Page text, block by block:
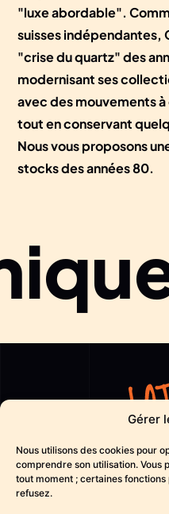
Gérer
Nous utilisons des cookies pour
comprendre son utilisation. Vous
tout moment ; certaines
refusez.
"luxe abordable".
suisses indépendantes,
"crise du quartz" des
modernisant ses
avec des mouvements à
tout en conservant
Nous vous proposons
stocks des années 80.
the
movement